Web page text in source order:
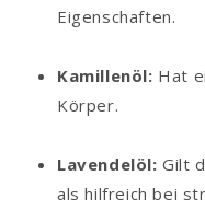
Eigenschaften.
Kamillenöl: Hat
Körper.
Lavendelöl: Gilt
als hilfreich bei